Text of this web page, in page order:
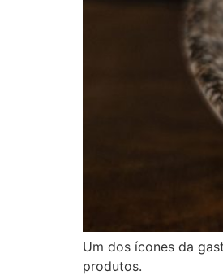
Um dos ícones da
produtos.